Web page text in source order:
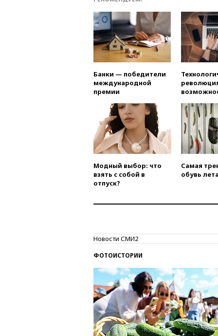
Банки — победители
международной
премии
Модный выбор: что
взять с собой в
отпуск?
Самая
обувь
Новости СМИ2
ФОТОИСТОРИИ